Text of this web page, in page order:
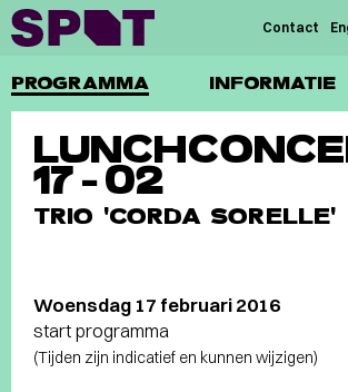
PROGRAMMA INFORMATIE
Contact
17-02
TRIO 'CORDA SORELLE'
Woensdag 17 februari 2016
start programma
(Tijden zijn indicatief en kunnen wijzigen)